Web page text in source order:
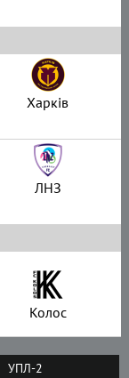
Харків
ЛНЗ
Колос
УПЛ-2